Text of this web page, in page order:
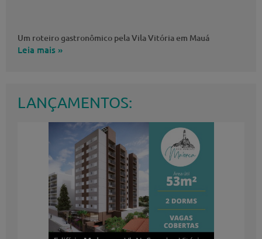
Um roteiro gastronômico pela Vila Vitória em Mauá
Leia mais »
LANÇAMENTOS: